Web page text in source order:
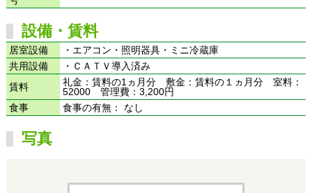
設備・賃料
居室設備
・エアコン・照明器具・ミニ冷蔵庫
共用設備
・ＣＡＴＶ導入済み
賃料
礼金：賃料の1ヵ月分 敷金：賃料の１ヵ月分 室料：
52000 管理費：3,200円
食事
食事の有無： なし
写真